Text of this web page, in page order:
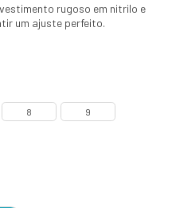
rugoso em nitrilo e
um ajuste perfeito.
8 9